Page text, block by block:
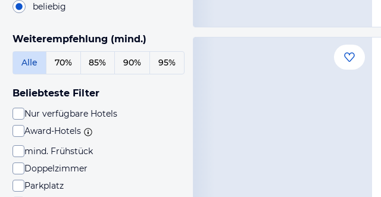
beliebig
Weiterempfehlung (mind.)
Alle 70% 85% 90% 95%
Beliebteste Filter
Nur verfügbare Hotels
Award-Hotels
mind. Frühstück
Doppelzimmer
Parkplatz